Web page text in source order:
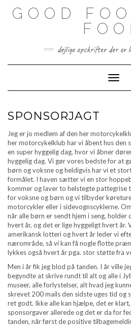
GOOD
dejlige opskrifter der er
SPONSORJAGT
Jeg er jo medlem af den her
her motorcykelklub har vi åbent hus den
en super hyggelig dag, hvor vi åbner
hyggelig dag. Vi gør vores bedste for at
børn og voksne og heldigvis har vi et
formålet. I haven sætter vi en stor
kommer og laver to helstegte pattegrise
for voksne og børn og vi tilbyder
motorcykler eller i sidevognscyklerne.
når alle børn er sendt hjem i seng, holder
hvert år, og det er lige hyggeligt hvert år.
amerikansk lotteri og hvert år leder vi
nærområde, så vi kan få nogle flotte
lykkes også hvert år pga. stor støtte fra
Men i år fik jeg blod på tanden. I år ville
begyndte at skrive rundt til alt og alle i
museer, alle forlystelser, alt hvad jeg
skrevet 200 mails den sidste uges tid og
ret godt. Ikke alle kan hjælpe, det er
sponsorgaver allerede og det er da for
tanden, når først de positive